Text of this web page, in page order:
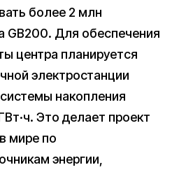
более 2 млн
GB200. Для обеспечения
центра планируется
электростанции
накопления
Это делает проект
мире по
энергии,